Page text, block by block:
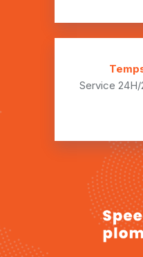
Installation
Installation
Installation
Installation
Installation
Installation
Service